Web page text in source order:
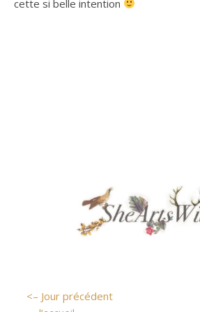
cette si belle intention
<– Jour précédent